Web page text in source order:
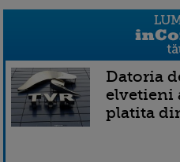
Datoria
elvetieni
platita